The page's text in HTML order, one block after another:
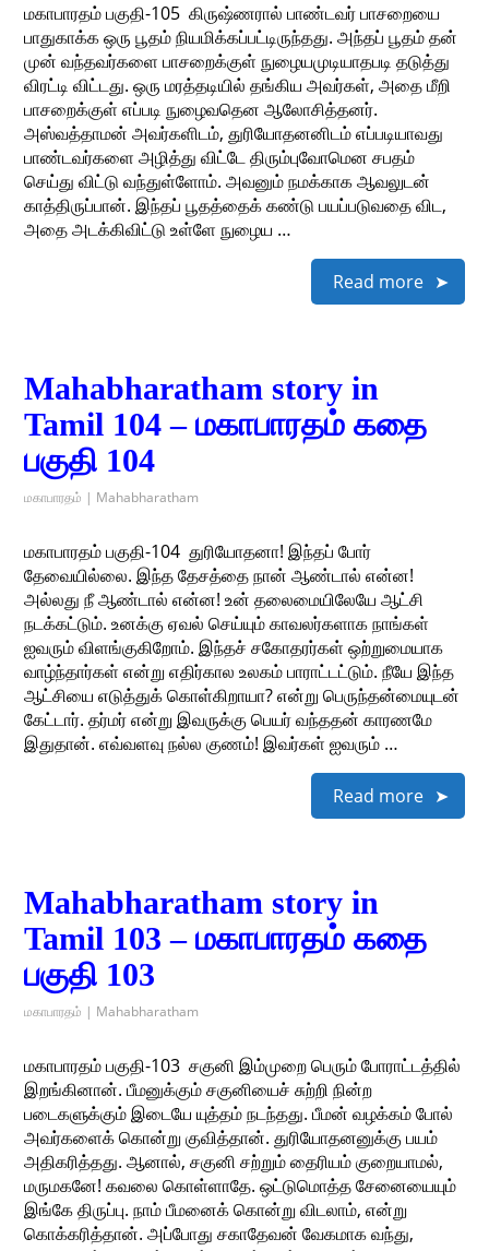
மகாபாரதம் பகுதி-105 ​ கிருஷ்ணரால் பாண்டவர் பாசறையை
பாதுகாக்க ஒரு பூதம் நியமிக்கப்பட்டிருந்தது. அந்தப் பூதம் தன்
முன் வந்தவர்களை பாசறைக்குள் நுழையமுடியாதபடி தடுத்து
விரட்டி விட்டது. ஒரு மரத்தடியில் தங்கிய அவர்கள், அதை மீறி
பாசறைக்குள் எப்படி நுழைவதென ஆலோசித்தனர்.
அஸ்வத்தாமன் அவர்களிடம், துரியோதனனிடம் எப்படியாவது
பாண்டவர்களை அழித்து விட்டே திரும்புவோமென சபதம்
செய்து விட்டு வந்துள்ளோம். அவனும் நமக்காக ஆவலுடன்
காத்திருப்பான். இந்தப் பூதத்தைக் கண்டு பயப்படுவதை விட,
அதை அடக்கிவிட்டு உள்ளே நுழைய …
Read more
Mahabharatham story in
Tamil 104 – மகாபாரதம் கதை
பகுதி 104
மகாபாரதம் | Mahabharatham
மகாபாரதம் பகுதி-104 ​ துரியோதனா! இந்தப் போர்
தேவையில்லை. இந்த தேசத்தை நான் ஆண்டால் என்ன!
அல்லது நீ ஆண்டால் என்ன! உன் தலைமையிலேயே ஆட்சி
நடக்கட்டும். உனக்கு ஏவல் செய்யும் காவலர்களாக நாங்கள்
ஐவரும் விளங்குகிறோம். இந்தச் சகோதரர்கள் ஒற்றுமையாக
வாழ்ந்தார்கள் என்று எதிர்கால உலகம் பாராட்டட்டும். நீயே இந்த
ஆட்சியை எடுத்துக் கொள்கிறாயா? என்று பெருந்தன்மையுடன்
கேட்டார். தர்மர் என்று இவருக்கு பெயர் வந்ததன் காரணமே
இதுதான். எவ்வளவு நல்ல குணம்! இவர்கள் ஐவரும் …
Read more
Mahabharatham story in
Tamil 103 – மகாபாரதம் கதை
பகுதி 103
மகாபாரதம் | Mahabharatham
மகாபாரதம் பகுதி-103 ​ சகுனி இம்முறை பெரும் போராட்டத்தில்
இறங்கினான். பீமனுக்கும் சகுனியைச் சுற்றி நின்ற
படைகளுக்கும் இடையே யுத்தம் நடந்தது. பீமன் வழக்கம் போல்
அவர்களைக் கொன்று குவித்தான். துரியோதனனுக்கு பயம்
அதிகரித்தது. ஆனால், சகுனி சற்றும் தைரியம் குறையாமல்,
மருமகனே! கவலை கொள்ளாதே. ஒட்டுமொத்த சேனையையும்
இங்கே திருப்பு. நாம் பீமனைக் கொன்று விடலாம், என்று
கொக்கரித்தான். அப்போது சகாதேவன் வேகமாக வந்து,